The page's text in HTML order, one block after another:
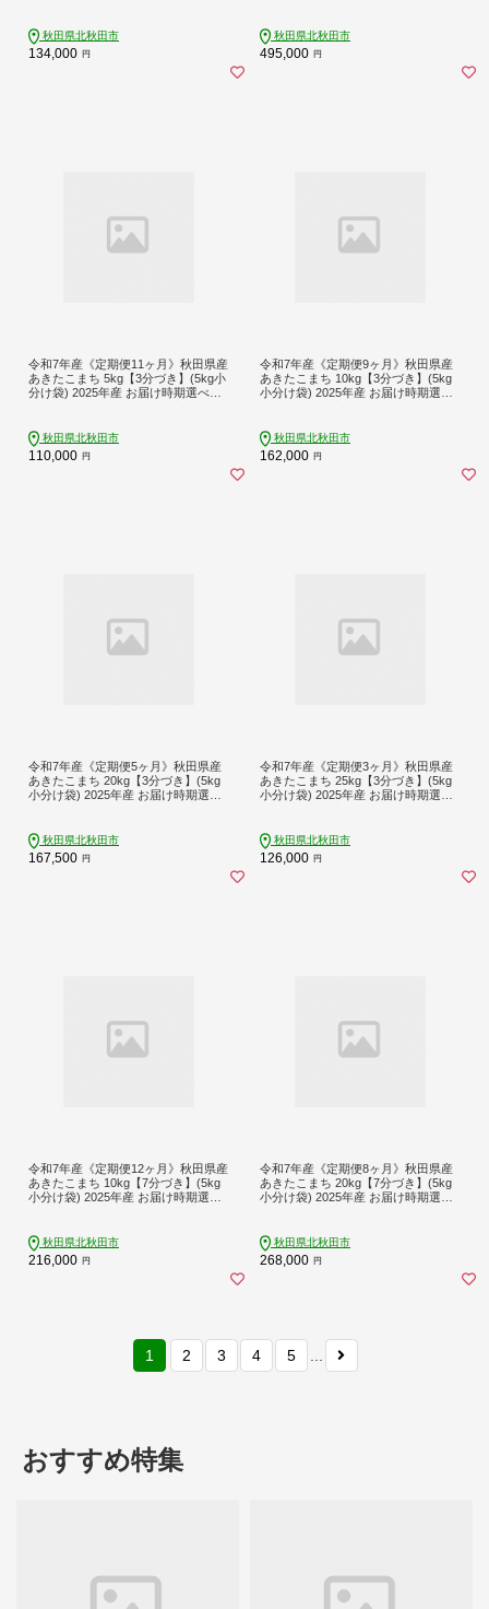
あきたこまち 米どころ 東北 北秋田
市 定期便 毎月お届け]
秋田県北秋田市
134,000 円
あきたこまち 米どころ 東北 北秋田
市 定期便 毎月お届け]
秋田県北秋田市
495,000 円
令和7年産《定期便11ヶ月》秋田県産
あきたこまち 5kg【3分づき】(5kg小
分け袋) 2025年産 お届け時期選べる
きたこまち 米どころ 東北 北秋田市
定期便 毎月お届け]
秋田県北秋田市
110,000 円
令和7年産《定期便9ヶ月》秋田県産
あきたこまち 10kg【3分づき】(5kg
小分け袋) 2025年産 お届け時期選べ
あきたこまち 米どころ 東北 北秋田
市 定期便 毎月お届け]
秋田県北秋田市
162,000 円
令和7年産《定期便5ヶ月》秋田県産
あきたこまち 20kg【3分づき】(5kg
小分け袋) 2025年産 お届け時期選べ
あきたこまち 米どころ 東北 北秋田
市 定期便 毎月お届け]
秋田県北秋田市
167,500 円
令和7年産《定期便3ヶ月》秋田県産
あきたこまち 25kg【3分づき】(5kg
小分け袋) 2025年産 お届け時期選べ
あきたこまち 米どころ 東北 北秋田
市 定期便 毎月お届け]
秋田県北秋田市
126,000 円
令和7年産《定期便12ヶ月》秋田県産
あきたこまち 10kg【7分づき】(5kg
小分け袋) 2025年産 お届け時期選べ
あきたこまち 米どころ 東北 北秋田
市 定期便 毎月お届け]
秋田県北秋田市
216,000 円
令和7年産《定期便8ヶ月》秋田県産
あきたこまち 20kg【7分づき】(5kg
小分け袋) 2025年産 お届け時期選べ
あきたこまち 米どころ 東北 北秋田
市 定期便 毎月お届け]
秋田県北秋田市
268,000 円
1 2 3 4 5
おすすめ特集